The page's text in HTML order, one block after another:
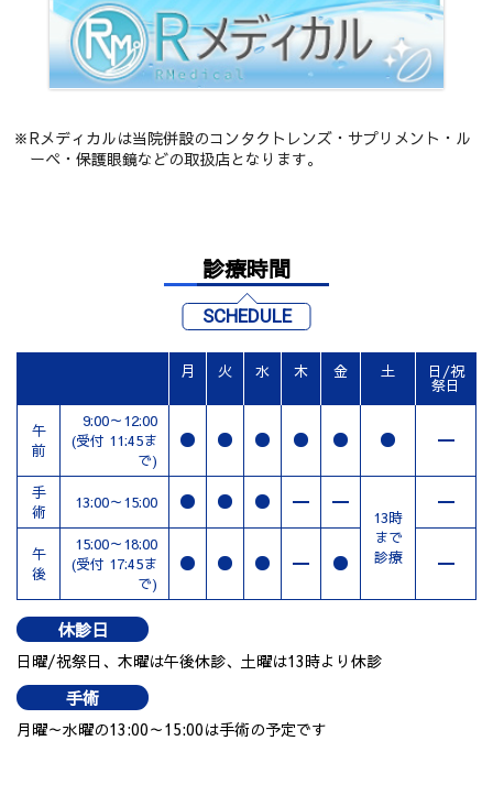
Rメディカルは当院併設のコンタクトレンズ・サプリメント・ル
ーペ・保護眼鏡などの取扱店となります。
診療時間
SCHEDULE
月 火 水 木 金 土 日/祝
祭日
午
前
9:00～12:00
(受付 11:45ま
で)
手
術
13:00～15:00
13時
まで
診療
午
後
15:00～18:00
(受付 17:45ま
で)
休診日
日曜/祝祭日、木曜は午後休診、土曜は13時より休診
手術
月曜～水曜の13:00～15:00は手術の予定です